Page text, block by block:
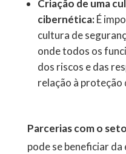
Criação de uma
cibernética:É
cultura de
onde todos os
dos riscos e das
relação à proteção
Parcerias com o
pode se beneficiar da